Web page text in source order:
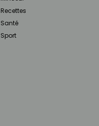
Recettes
Santé
Sport